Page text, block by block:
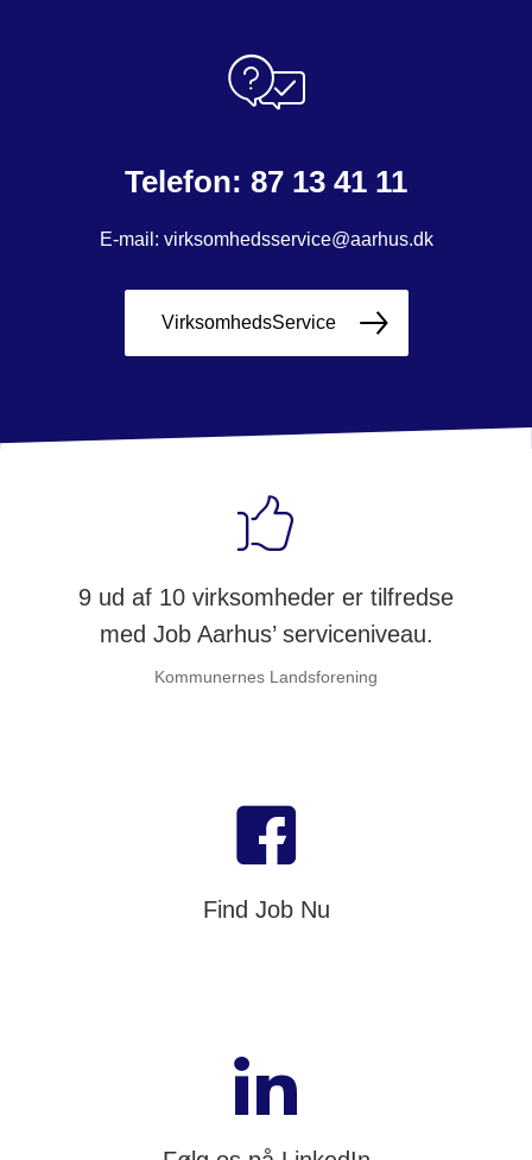
Telefon: 87 13 41 11
E-mail: virksomhedsservice@aarhus.dk
VirksomhedsService
9 ud af 10 virksomheder er tilfredse
med Job Aarhus’ serviceniveau.
Kommunernes Landsforening
Find Job Nu